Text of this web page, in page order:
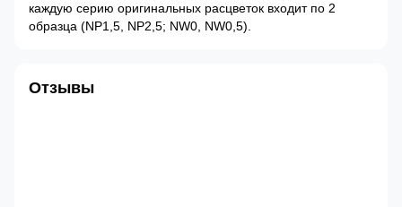
каждую серию оригинальных расцветок входит по 2
образца (NP1,5, NP2,5; NW0, NW0,5).
Отзывы